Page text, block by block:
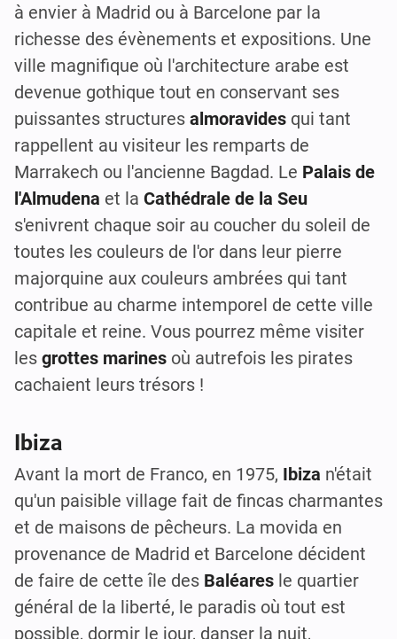
à envier à Madrid ou à Barcelone par la
richesse des évènements et expositions. Une
ville magnifique où l'architecture arabe est
devenue gothique tout en conservant ses
puissantes structures almoravides qui tant
rappellent au visiteur les remparts de
Marrakech ou l'ancienne Bagdad. Le Palais de
l'Almudena et la Cathédrale de la Seu
s'enivrent chaque soir au coucher du soleil de
toutes les couleurs de l'or dans leur pierre
majorquine aux couleurs ambrées qui tant
contribue au charme intemporel de cette ville
capitale et reine. Vous pourrez même visiter
les grottes marines où autrefois les pirates
cachaient leurs trésors !
Ibiza
Avant la mort de Franco, en 1975, Ibiza n'était
qu'un paisible village fait de fincas charmantes
et de maisons de pêcheurs. La movida en
provenance de Madrid et Barcelone décident
de faire de cette île des Baléares le quartier
général de la liberté, le paradis où tout est
possible, dormir le jour, danser la nuit,